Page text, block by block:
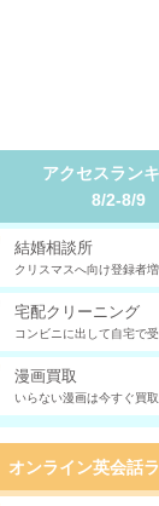
アクセスラン
8/2-8/9
結婚相談所
クリスマスへ向け登録者
宅配クリーニング
コンビニに出して自宅で
漫画買取
いらない漫画は今すぐ買
オンライン英会話